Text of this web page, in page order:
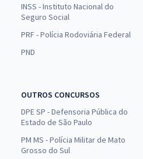
INSS - Instituto Nacional do
Seguro Social
PRF - Polícia Rodoviária Federal
PND
OUTROS CONCURSOS
DPE SP - Defensoria Pública do
Estado de São Paulo
PM MS - Polícia Militar de Mato
Grosso do Sul